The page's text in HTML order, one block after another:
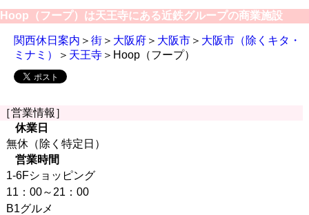
Hoop（フープ）は天王寺にある近鉄グループの商業施設
関西休日案内 ＞ 街 ＞ 大阪府 ＞ 大阪市 ＞ 大阪市（除くキタ・
ミナミ）
＞ 天王寺 ＞Hoop（フープ）
［営業情報］
休業日
無休（除く特定日）
営業時間
1-6Fショッピング
11：00～21：00
B1グルメ